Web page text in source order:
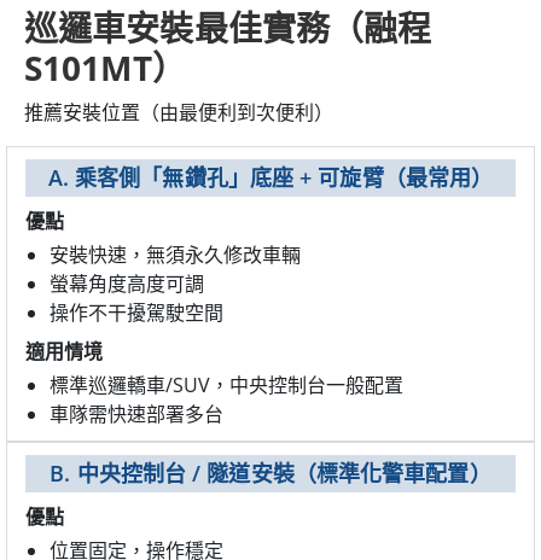
巡邏車安裝最佳實務（融程
S101MT）
推薦安裝位置（由最便利到次便利）
A. 乘客側「無鑽孔」底座 + 可旋臂（最常用）
優點
安裝快速，無須永久修改車輛
螢幕角度高度可調
操作不干擾駕駛空間
適用情境
標準巡邏轎車/SUV，中央控制台一般配置
車隊需快速部署多台
B. 中央控制台 / 隧道安裝（標準化警車配置）
優點
位置固定，操作穩定